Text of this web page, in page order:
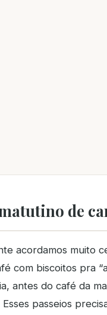
de
acordamos muito
com biscoitos pra
antes do café da
Esses passeios